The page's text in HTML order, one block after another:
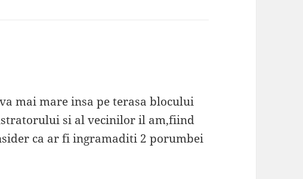
mai mare insa pe terasa blocului
si al vecinilor il am,fiind
ca ar fi ingramaditi 2 porumbei